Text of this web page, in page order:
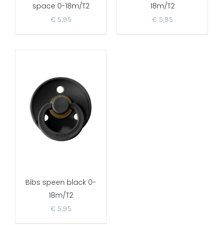
space 0-18m/T2
€5,95
18m/T2
€5,95
Bibs speen black 0-
18m/T2
€5,95